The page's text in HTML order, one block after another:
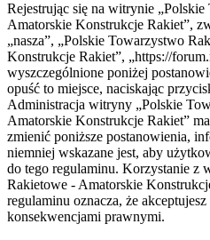
Rejestrując się na witrynie
Amatorskie Konstrukcje Rakiet”,
„nasza”, „Polskie Towarzystwo
Konstrukcje Rakiet”, „https://
wyszczególnione poniżej
opuść to miejsce, naciskając
Administracja witryny „Polskie
Amatorskie Konstrukcje Rakiet”
zmienić poniższe postanowienia,
niemniej wskazane jest, aby
do tego regulaminu. Korzystanie z
Rakietowe - Amatorskie
regulaminu oznacza, że
konsekwencjami prawnymi.